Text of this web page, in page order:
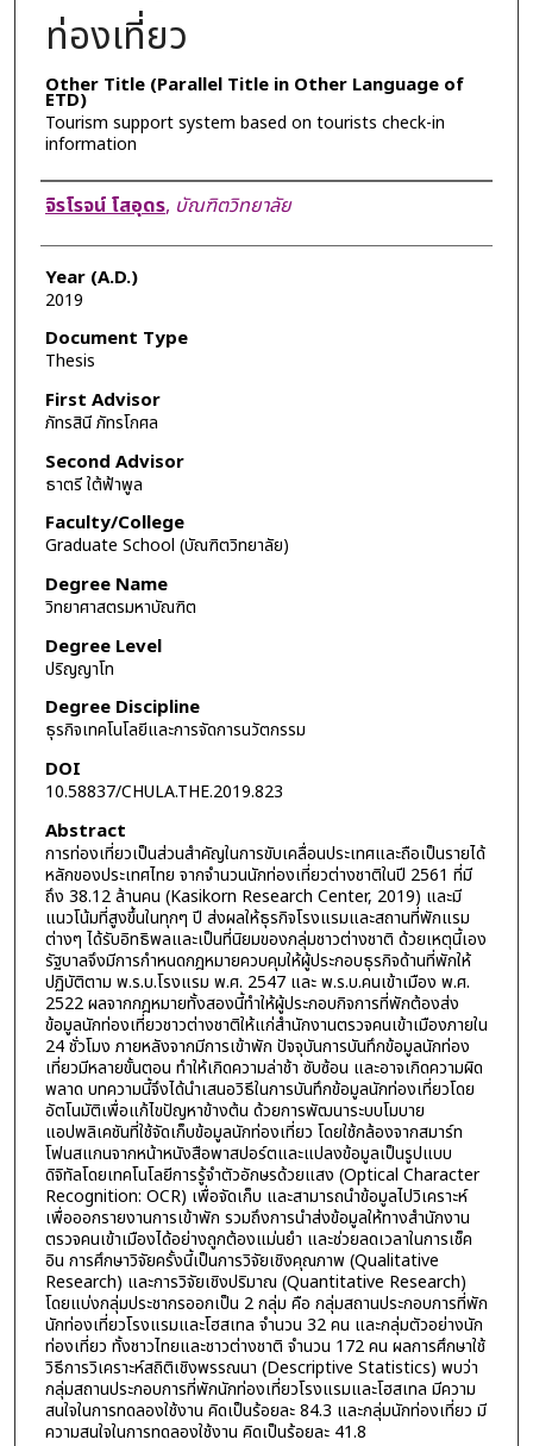
ท่องเที่ยว
Other Title (Parallel Title in Other Language of
ETD)
Tourism support system based on tourists check-in
information
Author
จิรโรจน์ โสอุดร, บัณฑิตวิทยาลัย
Year (A.D.)
2019
Document Type
Thesis
First Advisor
ภัทรสินี ภัทรโกศล
Second Advisor
ธาตรี ใต้ฟ้าพูล
Faculty/College
Graduate School (บัณฑิตวิทยาลัย)
Degree Name
วิทยาศาสตรมหาบัณฑิต
Degree Level
ปริญญาโท
Degree Discipline
ธุรกิจเทคโนโลยีและการจัดการนวัตกรรม
DOI
10.58837/CHULA.THE.2019.823
Abstract
การท่องเที่ยวเป็นส่วนสำคัญในการขับเคลื่อนประเทศและถือเป็นรายได้
หลักของประเทศไทย จากจำนวนนักท่องเที่ยวต่างชาติในปี 2561 ที่มี
ถึง 38.12 ล้านคน (Kasikorn Research Center, 2019) และมี
แนวโน้มที่สูงขึ้นในทุกๆ ปี ส่งผลให้ธุรกิจโรงแรมและสถานที่พักแรม
ต่างๆ ได้รับอิทธิพลและเป็นที่นิยมของกลุ่มชาวต่างชาติ ด้วยเหตุนี้เอง
รัฐบาลจึงมีการกำหนดกฎหมายควบคุมให้ผู้ประกอบธุรกิจด้านที่พักให้
ปฏิบัติตาม พ.ร.บ.โรงแรม พ.ศ. 2547 และ พ.ร.บ.คนเข้าเมือง พ.ศ.
2522 ผลจากกฎหมายทั้งสองนี้ทำให้ผู้ประกอบกิจการที่พักต้องส่ง
ข้อมูลนักท่องเที่ยวชาวต่างชาติให้แก่สำนักงานตรวจคนเข้าเมืองภายใน
24 ชั่วโมง ภายหลังจากมีการเข้าพัก ปัจจุบันการบันทึกข้อมูลนักท่อง
เที่ยวมีหลายขั้นตอน ทำให้เกิดความล่าช้า ซับซ้อน และอาจเกิดความผิด
พลาด บทความนี้จึงได้นำเสนอวิธีในการบันทึกข้อมูลนักท่องเที่ยวโดย
อัตโนมัติเพื่อแก้ไขปัญหาข้างต้น ด้วยการพัฒนาระบบโมบาย
แอปพลิเคชันที่ใช้จัดเก็บข้อมูลนักท่องเที่ยว โดยใช้กล้องจากสมาร์ท
โฟนสแกนจากหน้าหนังสือพาสปอร์ตและแปลงข้อมูลเป็นรูปแบบ
ดิจิทัลโดยเทคโนโลยีการรู้จำตัวอักษรด้วยแสง (Optical Character
Recognition: OCR) เพื่อจัดเก็บ และสามารถนำข้อมูลไปวิเคราะห์
เพื่อออกรายงานการเข้าพัก รวมถึงการนำส่งข้อมูลให้ทางสำนักงาน
ตรวจคนเข้าเมืองได้อย่างถูกต้องแม่นยำ และช่วยลดเวลาในการเช็ค
อิน การศึกษาวิจัยครั้งนี้เป็นการวิจัยเชิงคุณภาพ (Qualitative
Research) และการวิจัยเชิงปริมาณ (Quantitative Research)
โดยแบ่งกลุ่มประชากรออกเป็น 2 กลุ่ม คือ กลุ่มสถานประกอบการที่พัก
นักท่องเที่ยวโรงแรมและโฮสเทล จำนวน 32 คน และกลุ่มตัวอย่างนัก
ท่องเที่ยว ทั้งชาวไทยและชาวต่างชาติ จำนวน 172 คน ผลการศึกษาใช้
วิธีการวิเคราะห์สถิติเชิงพรรณนา (Descriptive Statistics) พบว่า
กลุ่มสถานประกอบการที่พักนักท่องเที่ยวโรงแรมและโฮสเทล มีความ
สนใจในการทดลองใช้งาน คิดเป็นร้อยละ 84.3 และกลุ่มนักท่องเที่ยว มี
ความสนใจในการทดลองใช้งาน คิดเป็นร้อยละ 41.8